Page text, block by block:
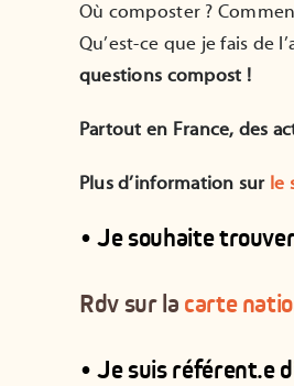
Où composter ?
Qu’est-ce que je fais de
questions compost !
Partout en France, des
Plus d’information surle
• Je souhaite
Rdv sur la carte
• Je suis référent.e